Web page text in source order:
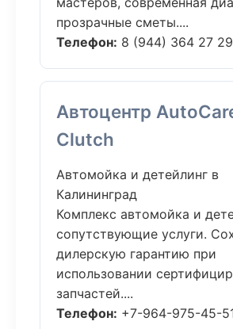
прозрачные сметы....
Телефон: 8 (944) 364 27 29
Автоцентр
Clutch
Автомойка и детейлинг в
Калининград
Комплекс автомойка и
сопутствующие услуги.
дилерскую гарантию при
использовании
запчастей....
Телефон: +7-964-975-45-